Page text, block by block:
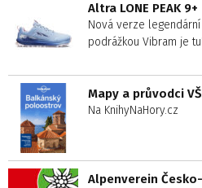
Altra LONE PEAK 9+
Nová verze
podrážkou Vibram je tu!
Mapy a průvodci
Na KnihyNaHory.cz
Alpenverein